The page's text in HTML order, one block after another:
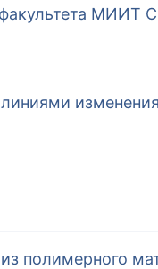
факультета МИИТ
полимерного